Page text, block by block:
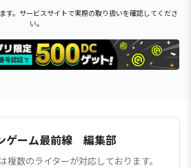
す。サービスサイトで実際の取り扱いを確認してくださ
い。
ゲーム最前線 編集部
複数のライターが対応しております。